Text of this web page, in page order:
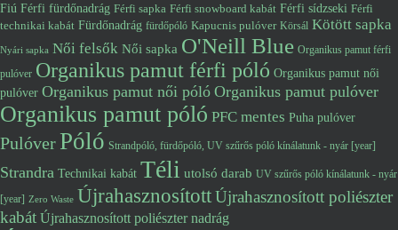
Fiú Férfi fürdőnadrág Férfi sapka Férfi snowboard kabát Férfi sídzseki Férfi
technikai kabát Fürdőnadrág fürdőpóló Kapucnis pulóver Körsál Kötött sapka
Nyári sapka Női felsők Női sapka O'Neill Blue Organikus pamut férfi
pulóver Organikus pamut férfi póló Organikus pamut női
pulóver Organikus pamut női póló Organikus pamut pulóver
Organikus pamut póló PFC mentes Puha pulóver
PulóverPóló Strandpóló, fürdőpóló, UV szűrős póló kínálatunk - nyár [year]
Strandra Technikai kabát Téli utolsó darab UV szűrős póló kínálatunk - nyár
[year] Zero Waste ÚjrahasznosítottÚjrahasznosított poliészter
kabát Újrahasznosított poliészter nadrág